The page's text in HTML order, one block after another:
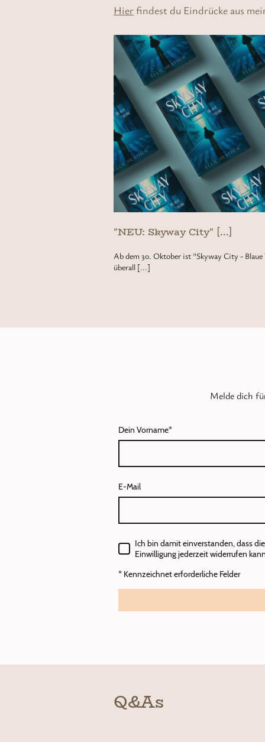
Hierfindest du Eindrücke aus
"NEU: Skyway City" [...]
Ab dem 30. Oktober ist "Skyway City - Blaue
überall [...]
Melde dich
Dein Vorname*
E-Mail
Ich bin damit einverstanden, dass
Einwilligung jederzeit widerrufen
* Kennzeichnet erforderliche Felder
Q&As